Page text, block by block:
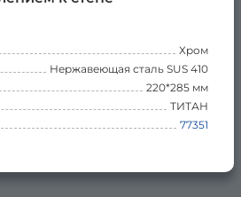
Хром
Нержавеющая сталь SUS 410
220*285 мм
ТИТАН
77351